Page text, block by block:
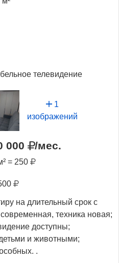
телевидение
1
изображений
000 /мес.
= 250
на длительный срок с
техника новая;
доступны;
и животными;
.